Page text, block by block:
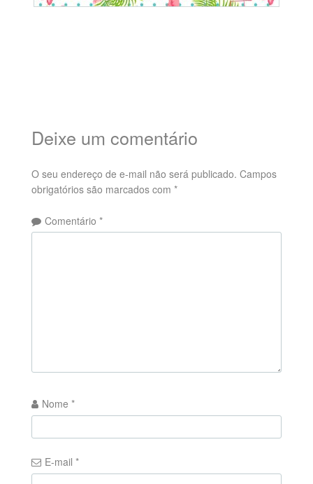
Deixe um comentário
O seu endereço de e-mail não será publicado. Campos
obrigatórios são marcados com *
Comentário *
Nome *
E-mail *